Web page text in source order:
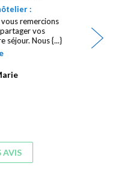
:
remercions
vos
séjour. Nous {...}
AVIS